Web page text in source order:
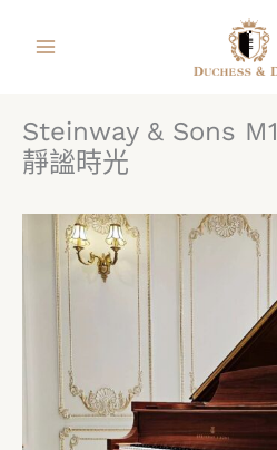
Steinway & Sons
靜謐時光
instagram
line